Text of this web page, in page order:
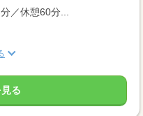
／休憩60分...
る